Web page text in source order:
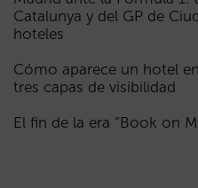
Catalunya y del GP de
hoteles
Cómo aparece un hotel
tres capas de visibilidad
El fin de la era “Book on